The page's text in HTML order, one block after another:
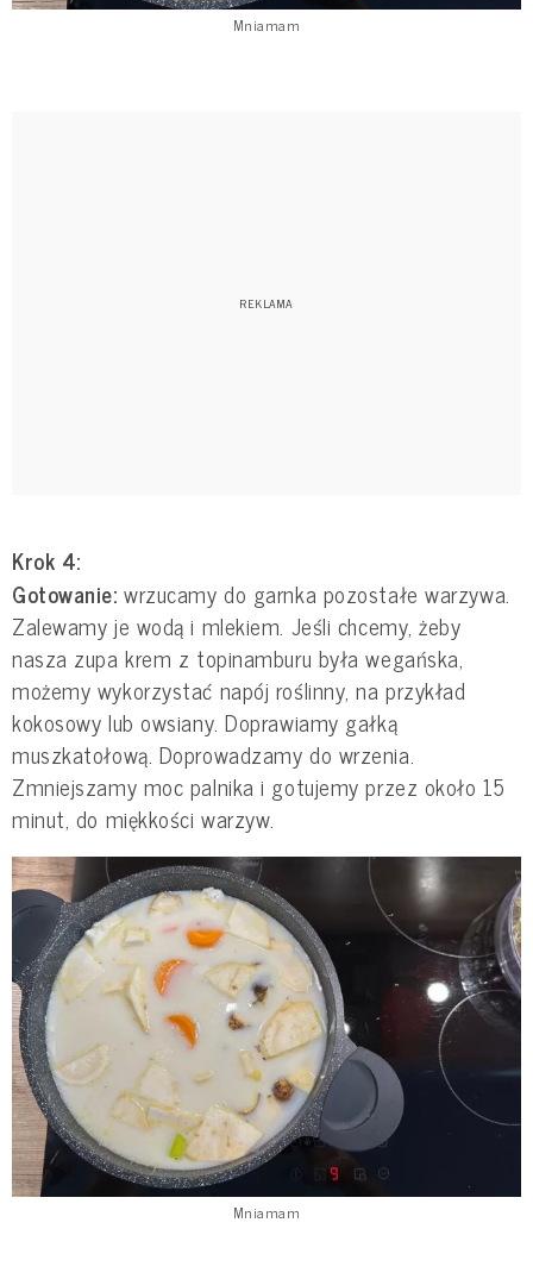
Mniamam
Krok 4:
Gotowanie:wrzucamy do garnka pozostałe warzywa.
Zalewamy je wodą i mlekiem. Jeśli chcemy, żeby
nasza zupa krem z topinamburu była wegańska,
możemy wykorzystać napój roślinny, na przykład
kokosowy lub owsiany. Doprawiamy gałką
muszkatołową. Doprowadzamy do wrzenia.
Zmniejszamy moc palnika i gotujemy przez około 15
minut, do miękkości warzyw.
Mniamam